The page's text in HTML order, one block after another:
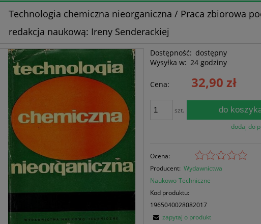
Technologia chemiczna nieorganiczna / Praca zbiorowa
redakcja naukową: Ireny Senderackiej
Dostępność: dostępny
Wysyłka w: 24 godziny
Cena: 32,90 zł
szt. do
dodaj do
Ocena:
Producent: Wydawnictwa
Naukowo-Techniczne
Kod produktu:
1965040028082017
zapytaj o produkt